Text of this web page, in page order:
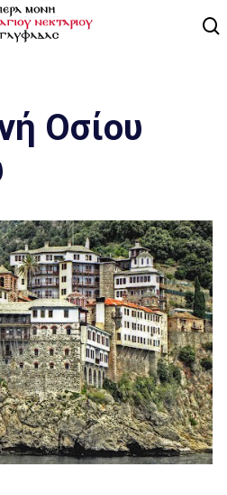
- ΒΙΟΙ ΑΓΙΩΝ
Οσίου